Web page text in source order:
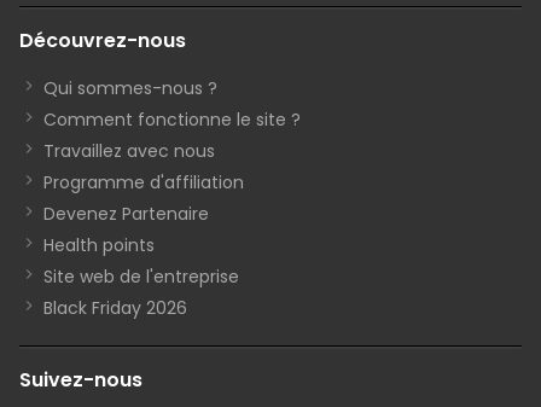
Découvrez-nous
Qui sommes-nous ?
Comment fonctionne le site ?
Travaillez avec nous
Programme d'affiliation
Devenez Partenaire
Health points
Site web de l'entreprise
Black Friday 2026
Suivez-nous